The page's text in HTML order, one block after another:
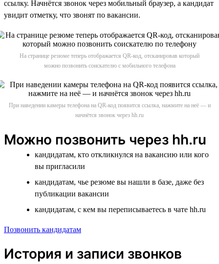
ссылку. Начнётся звонок через мобильный браузер, а кандидат
увидит отметку, что звонят по вакансии.
На странице резюме теперь отображается QR-код, отсканировав который
можно позвонить соискателю с мобильного телефона
При наведении камеры телефона на QR-код появится ссылка, нажмите на неё — и
начнётся звонок через hh.ru
Можно позвонить через hh.ru
кандидатам, кто откликнулся на вакансию или кого
вы пригласили
кандидатам, чье резюме вы нашли в базе, даже без
публикации вакансии
кандидатам, с кем вы переписываетесь в чате hh.ru
Позвонить кандидатам
История и записи звонков